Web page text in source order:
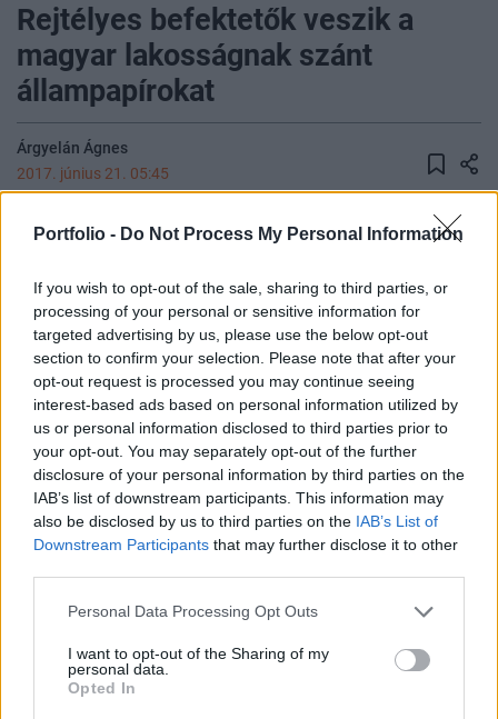
Portfolio - Do Not Process My Personal Information
If you wish to opt-out of the sale, sharing to third parties, or
processing of your personal or sensitive information for
targeted advertising by us, please use the below opt-out
section to confirm your selection. Please note that after your
opt-out request is processed you may continue seeing
interest-based ads based on personal information utilized by
us or personal information disclosed to third parties prior to
your opt-out. You may separately opt-out of the further
disclosure of your personal information by third parties on the
IAB’s list of downstream participants. This information may
also be disclosed by us to third parties on the IAB’s List of
Downstream Participants that may further disclose it to other
Personal Data Processing Opt Outs
I want to opt-out of the Sharing of my
personal data.
Opted In
Rejtélyes befektetők veszik a
magyar lakosságnak szánt
állampapírokat
Árgyelán Ágnes
2017. június 21. 05:45
Nem tudjuk, kihez került 1700 milliárd forintnyi
ugyanis a háztartások tulajdonában, mint amennyi
lakossági állampapírt az ÁKK számon tart. A
különbség kétharmada ráadásul idén év eleje óta
halmozódott fel. Megkérdeztük, de sem az ÁKK,
sem az MNB nem tudja megmondani, pontosan
kik azok a piaci szereplők, akik a háztartások
mellett ilyen nagy összegben vesznek a lakossági
kötvényekből. Ettől még igyekeztünk utánajárni,
mi lehet a különbség oka, kik a rejtélyes piaci
szereplők és mennyibe kerül az adófizetőknek,
hogy másokat is beenged az állam a magasabb
kamatozású lakossági állampapírok piacára.
milliárd forintot is meghaladhatta már.